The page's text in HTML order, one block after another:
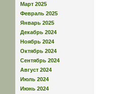
Март 2025
Февраль 2025
Январь 2025
Декабрь 2024
Ноябрь 2024
Октябрь 2024
Сентябрь 2024
Август 2024
Июль 2024
Июнь 2024